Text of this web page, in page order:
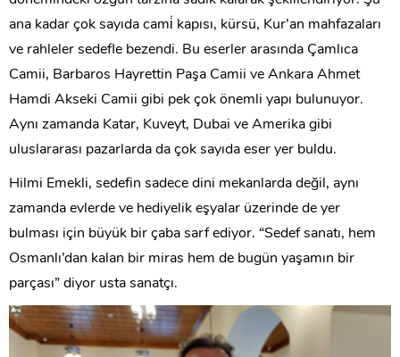
ana kadar çok sayıda cami̇ kapısı, kürsü, Kur’an mahfazaları
ve rahleler sedefle bezendi. Bu eserler arasında Çamlıca
Camii, Barbaros Hayrettin Paşa Camii ve Ankara Ahmet
Hamdi Akseki Camii gibi pek çok önemli yapı bulunuyor.
Aynı zamanda Katar, Kuveyt, Dubai ve Amerika gibi
uluslararası pazarlarda da çok sayıda eser yer buldu.
Hilmi Emekli, sedefin sadece dini mekanlarda değil, aynı
zamanda evlerde ve hediyelik eşyalar üzerinde de yer
bulması için büyük bir çaba sarf ediyor. “Sedef sanatı, hem
Osmanlı’dan kalan bir miras hem de bugün yaşamın bir
parçası” diyor usta sanatçı.